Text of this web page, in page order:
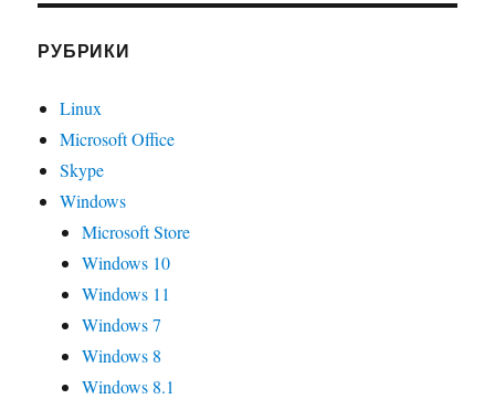
РУБРИКИ
Linux
Microsoft Office
Skype
Windows
Microsoft Store
Windows 10
Windows 11
Windows 7
Windows 8
Windows 8.1